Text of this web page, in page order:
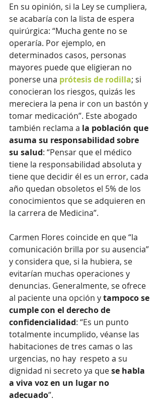
En su opinión, si la Ley se cumpliera,
se acabaría con la lista de espera
quirúrgica: “Mucha gente no se
operaría. Por ejemplo, en
determinados casos, personas
mayores puede que eligieran no
ponerse una prótesis de rodilla; si
conocieran los riesgos, quizás les
mereciera la pena ir con un bastón y
tomar medicación”. Este abogado
también reclama a la población que
asuma su responsabilidad sobre
su salud: “Pensar que el médico
tiene la responsabilidad absoluta y
tiene que decidir él es un error, cada
año quedan obsoletos el 5% de los
conocimientos que se adquieren en
la carrera de Medicina”.
Carmen Flores coincide en que “la
comunicación brilla por su ausencia”
y considera que, si la hubiera, se
evitarían muchas operaciones y
denuncias. Generalmente, se ofrece
al paciente una opción y tampoco se
cumple con el derecho de
confidencialidad: “Es un punto
totalmente incumplido, véanse las
habitaciones de tres camas o las
urgencias, no hay  respeto a su
dignidad ni secreto ya que se habla
a viva voz en un lugar no
adecuado”.